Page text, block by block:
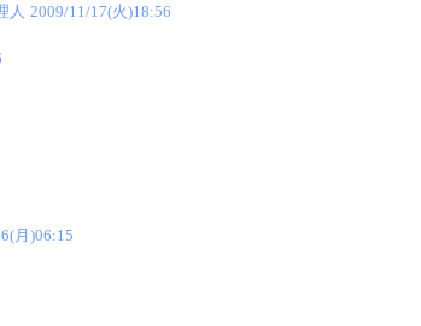
人 2009/11/17(火)18:56
月)06:15